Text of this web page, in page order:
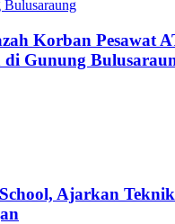
Korban Pesawat
Gunung
Ajarkan